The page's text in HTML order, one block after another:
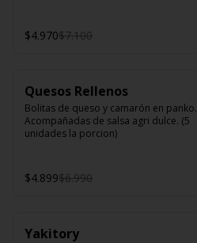
$4.970$7.100
Quesos Rellenos
Bolitas de queso y camarón en panko.
Acompañadas de salsa agri dulce. (5
unidades la porcion)
$4.899$6.990
Yakitory